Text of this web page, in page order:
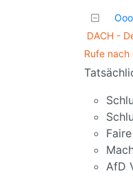
DACH -
Rufe
AfD